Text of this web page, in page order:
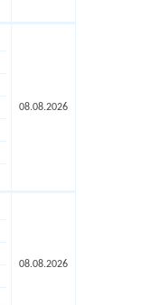
08.08.2026
08.08.2026